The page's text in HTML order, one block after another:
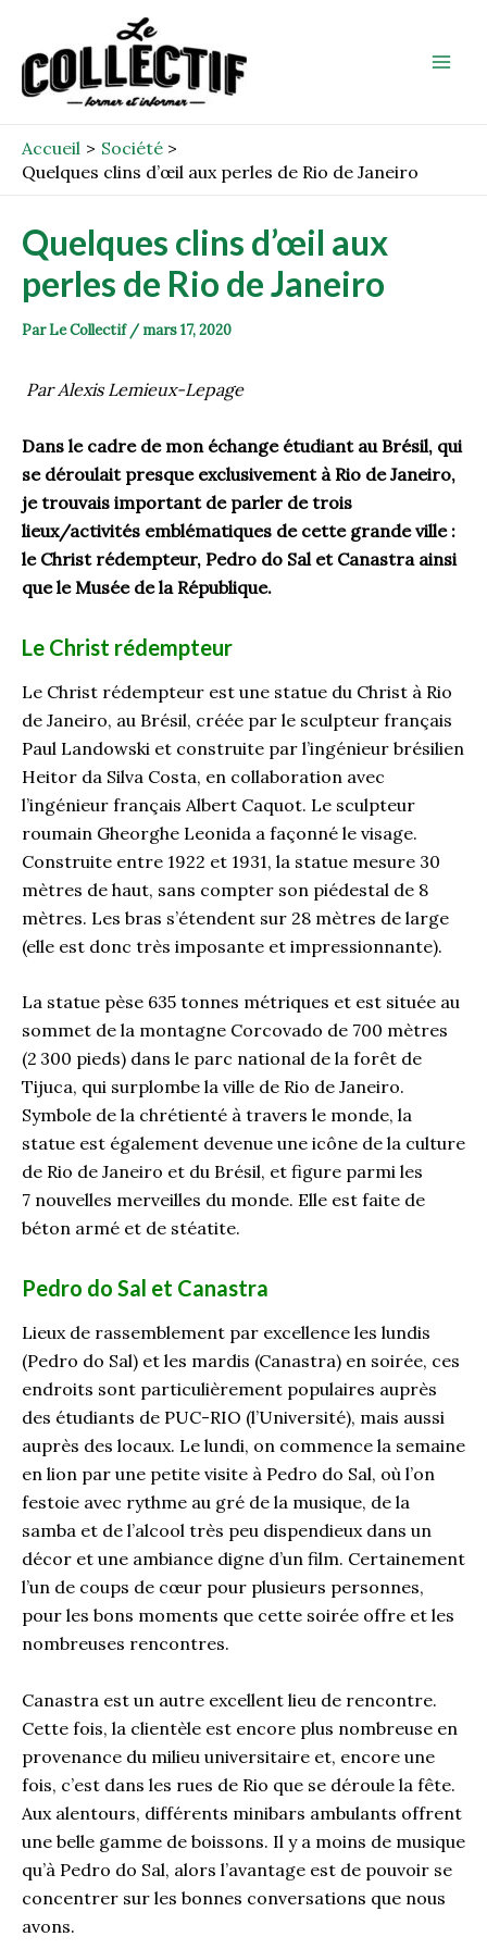
contenu
Accueil
Société
Quelques clins d’œil aux perles de Rio de Janeiro
Quelques clins d’œil aux
perles de Rio de Janeiro
ParLe Collectif / mars 17, 2020
Par Alexis Lemieux-Lepage
Dans le cadre de mon échange étudiant au Brésil, qui
se déroulait presque exclusivement à Rio de Janeiro,
je trouvais important de parler de trois
lieux/activités emblématiques de cette grande ville :
le Christ rédempteur, Pedro do Sal et Canastra ainsi
que le Musée de la République.
Le Christ rédempteur
Le Christ rédempteur est une statue du Christ à Rio
de Janeiro, au Brésil, créée par le sculpteur français
Paul Landowski et construite par l’ingénieur brésilien
Heitor da Silva Costa, en collaboration avec
l’ingénieur français Albert Caquot. Le sculpteur
roumain Gheorghe Leonida a façonné le visage.
Construite entre 1922 et 1931, la statue mesure 30
mètres de haut, sans compter son piédestal de 8
mètres. Les bras s’étendent sur 28 mètres de large
(elle est donc très imposante et impressionnante).
La statue pèse 635 tonnes métriques et est située au
sommet de la montagne Corcovado de 700 mètres
(2 300 pieds) dans le parc national de la forêt de
Tijuca, qui surplombe la ville de Rio de Janeiro.
Symbole de la chrétienté à travers le monde, la
statue est également devenue une icône de la culture
de Rio de Janeiro et du Brésil, et figure parmi les
7 nouvelles merveilles du monde. Elle est faite de
béton armé et de stéatite.
Pedro do Sal et Canastra
Lieux de rassemblement par excellence les lundis
(Pedro do Sal) et les mardis (Canastra) en soirée, ces
endroits sont particulièrement populaires auprès
des étudiants de PUC-RIO (l’Université), mais aussi
auprès des locaux. Le lundi, on commence la semaine
en lion par une petite visite à Pedro do Sal, où l’on
festoie avec rythme au gré de la musique, de la
samba et de l’alcool très peu dispendieux dans un
décor et une ambiance digne d’un film. Certainement
l’un de coups de cœur pour plusieurs personnes,
pour les bons moments que cette soirée offre et les
nombreuses rencontres.
Canastra est un autre excellent lieu de rencontre.
Cette fois, la clientèle est encore plus nombreuse en
provenance du milieu universitaire et, encore une
fois, c’est dans les rues de Rio que se déroule la fête.
Aux alentours, différents minibars ambulants offrent
une belle gamme de boissons. Il y a moins de musique
qu’à Pedro do Sal, alors l’avantage est de pouvoir se
concentrer sur les bonnes conversations que nous
avons.
navigation